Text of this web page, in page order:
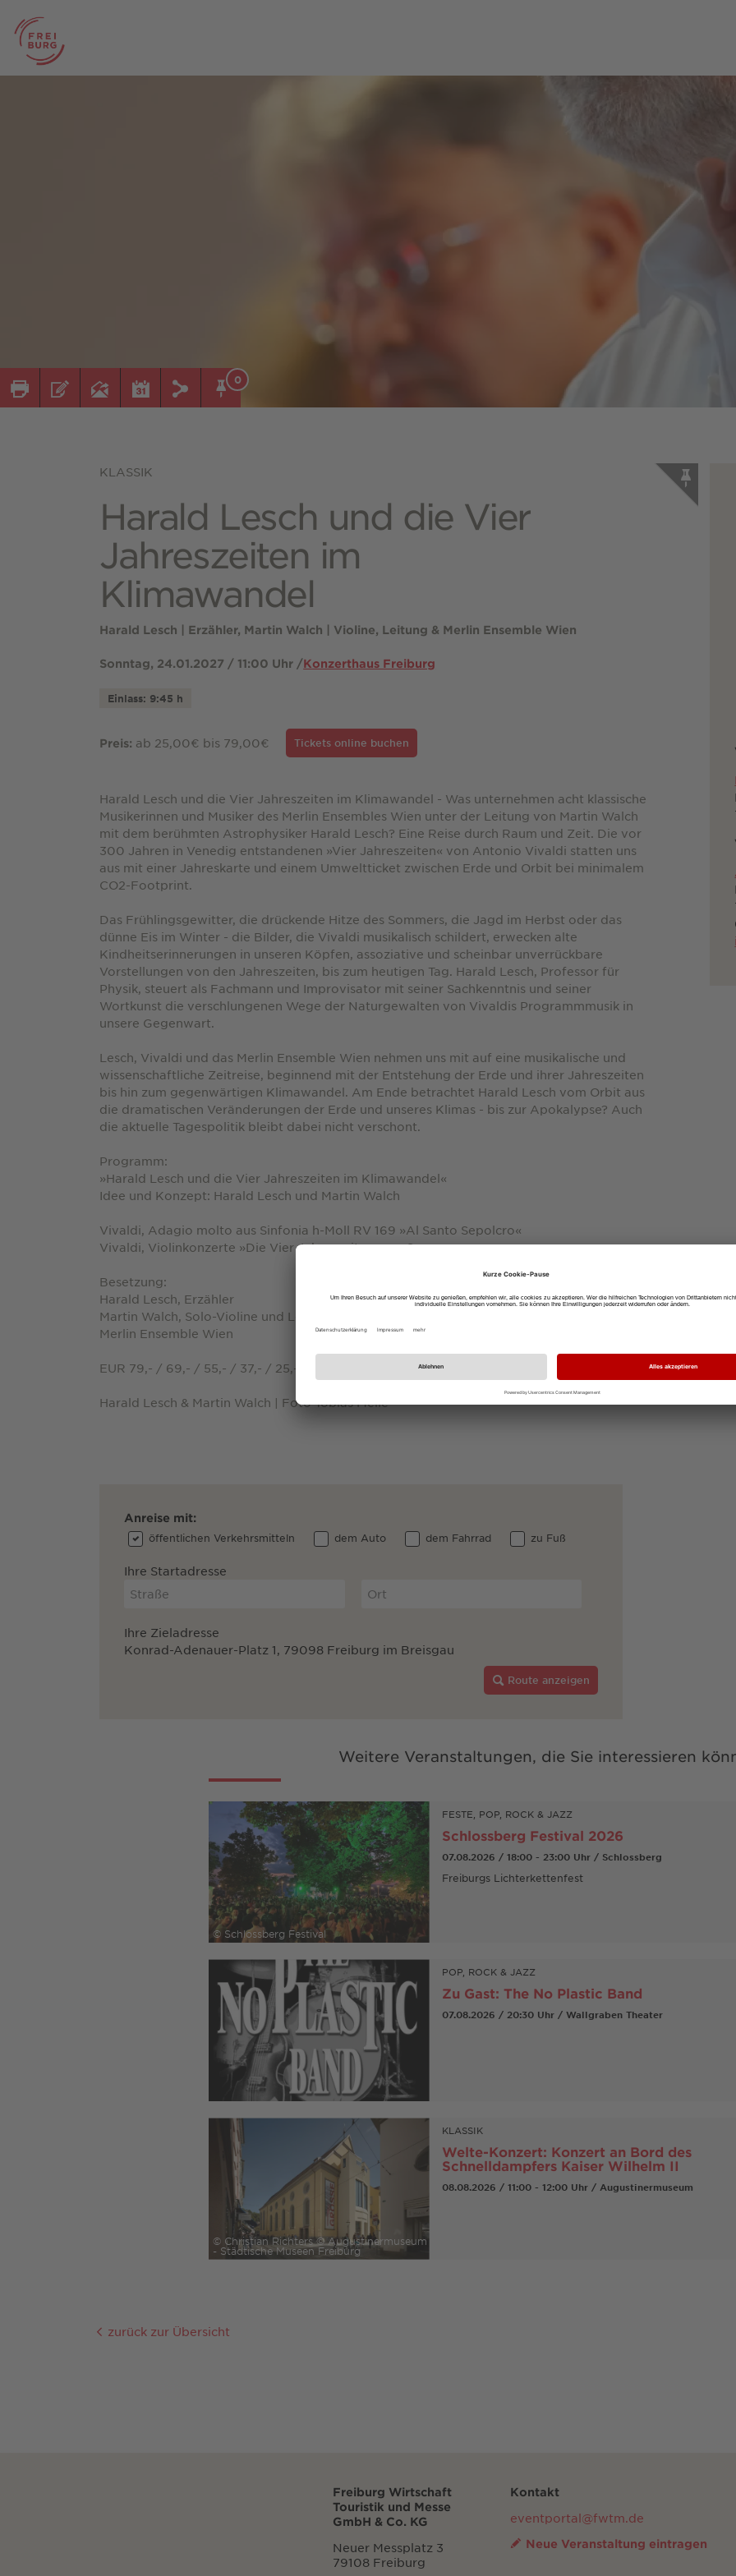
0
KLASSIK
Harald Lesch und die Vier
Jahreszeiten im
Klimawandel
Harald Lesch | Erzähler, Martin Walch | Violine, Leitung & Merlin Ensemble Wien
Sonntag, 24.01.2027 / 11:00 Uhr /Konzerthaus Freiburg
Einlass: 9:45 h
Preis: ab 25,00€ bis 79,00€ Tickets online buchen
Harald Lesch und die Vier Jahreszeiten im Klimawandel - Was unternehmen acht klassische
Musikerinnen und Musiker des Merlin Ensembles Wien unter der Leitung von Martin Walch
mit dem berühmten Astrophysiker Harald Lesch? Eine Reise durch Raum und Zeit. Die vor
300 Jahren in Venedig entstandenen »Vier Jahreszeiten« von Antonio Vivaldi statten uns
aus mit einer Jahreskarte und einem Umweltticket zwischen Erde und Orbit bei minimalem
CO2-Footprint.
Das Frühlingsgewitter, die drückende Hitze des Sommers, die Jagd im Herbst oder das
dünne Eis im Winter - die Bilder, die Vivaldi musikalisch schildert, erwecken alte
Kindheitserinnerungen in unseren Köpfen, assoziative und scheinbar unverrückbare
Vorstellungen von den Jahreszeiten, bis zum heutigen Tag. Harald Lesch, Professor für
Physik, steuert als Fachmann und Improvisator mit seiner Sachkenntnis und seiner
Wortkunst die verschlungenen Wege der Naturgewalten von Vivaldis Programmmusik in
unsere Gegenwart.
Lesch, Vivaldi und das Merlin Ensemble Wien nehmen uns mit auf eine musikalische und
wissenschaftliche Zeitreise, beginnend mit der Entstehung der Erde und ihrer Jahreszeiten
bis hin zum gegenwärtigen Klimawandel. Am Ende betrachtet Harald Lesch vom Orbit aus
die dramatischen Veränderungen der Erde und unseres Klimas - bis zur Apokalypse? Auch
die aktuelle Tagespolitik bleibt dabei nicht verschont.
Programm:
»Harald Lesch und die Vier Jahreszeiten im Klimawandel«
Idee und Konzept: Harald Lesch und Martin Walch
Vivaldi, Adagio molto aus Sinfonia h-Moll RV 169 »Al Santo Sepolcro«
Vivaldi, Violinkonzerte »Die Vier Jahreszeiten« op. 8
Besetzung:
Harald Lesch, Erzähler
Martin Walch, Solo-Violine und Leitung
Merlin Ensemble Wien
EUR 79,- / 69,- / 55,- / 37,- / 25,- inkl. Gebühren
Harald Lesch & Martin Walch | Foto Tobias Melle
Anreise mit:
öffentlichen Verkehrsmitteln dem Auto dem Fahrrad zu Fuß
Ihre Startadresse
Ihre Zieladresse
Konrad-Adenauer-Platz 1, 79098 Freiburg im Breisgau
Route anzeigen
Weitere Veranstaltungen, die Sie interessieren
© Schlossberg Festival
FESTE, POP, ROCK & JAZZ
Schlossberg Festival 2026
07.08.2026 / 18:00 - 23:00 Uhr / Schlossberg
Freiburgs Lichterkettenfest
POP, ROCK & JAZZ
Zu Gast: The No Plastic Band
07.08.2026 / 20:30 Uhr / Wallgraben Theater
© Christian Richters © Augustinermuseum
- Städtische Museen Freiburg
KLASSIK
Welte-Konzert: Konzert an Bord des
Schnelldampfers Kaiser Wilhelm II
08.08.2026 / 11:00 - 12:00 Uhr / Augustinermuseum
zurück zur Übersicht
Freiburg Wirtschaft
Touristik und Messe
GmbH & Co. KG
Neuer Messplatz 3
79108 Freiburg
Kontakt
eventportal@fwtm.de
Neue Veranstaltung eintragen